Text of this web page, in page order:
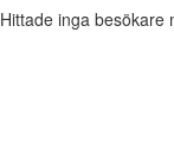
Hittade inga besökare